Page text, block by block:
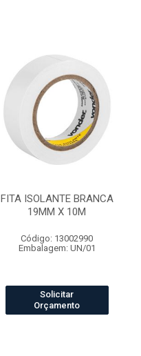
FITA ISOLANTE BRANCA
19MM X 10M
Código: 13002990
Embalagem: UN/01
Solicitar
Orçamento